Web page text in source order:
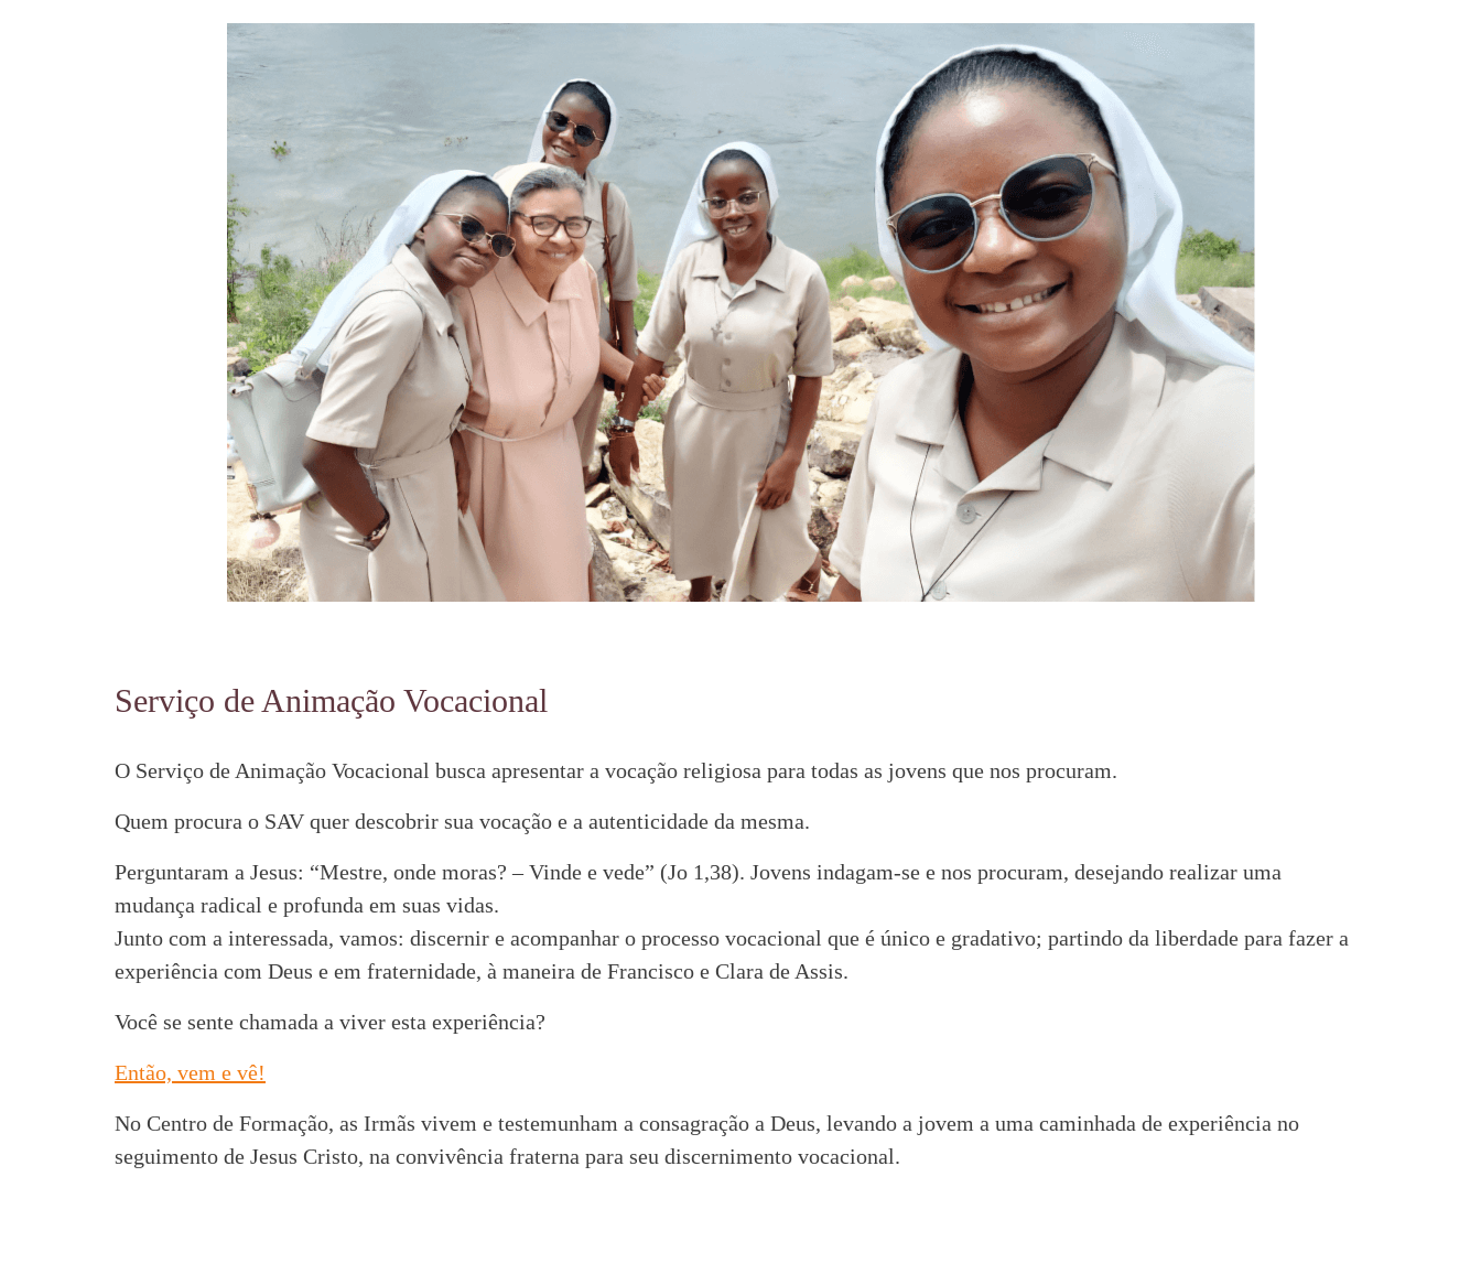
Serviço de Animação Vocacional
O Serviço de Animação Vocacional busca apresentar a vocação religiosa para todas as jovens que nos procuram.
Quem procura o SAV quer descobrir sua vocação e a autenticidade da mesma.
Perguntaram a Jesus: “Mestre, onde moras? – Vinde e vede” (Jo 1,38). Jovens indagam-se e nos procuram, desejando realizar uma
mudança radical e profunda em suas vidas.
Junto com a interessada, vamos: discernir e acompanhar o processo vocacional que é único e gradativo; partindo da liberdade para fazer a
experiência com Deus e em fraternidade, à maneira de Francisco e Clara de Assis.
Você se sente chamada a viver esta experiência?
Então, vem e vê!
No Centro de Formação, as Irmãs vivem e testemunham a consagração a Deus, levando a jovem a uma caminhada de experiência no
seguimento de Jesus Cristo, na convivência fraterna para seu discernimento vocacional.